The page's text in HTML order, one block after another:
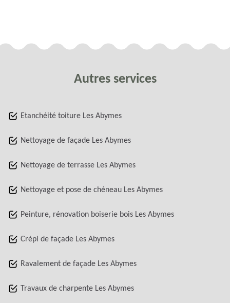
Autres services
Etanchéité toiture Les Abymes
Nettoyage de façade Les Abymes
Nettoyage de terrasse Les Abymes
Nettoyage et pose de chéneau Les Abymes
Peinture, rénovation boiserie bois Les Abymes
Crépi de façade Les Abymes
Ravalement de façade Les Abymes
Travaux de charpente Les Abymes